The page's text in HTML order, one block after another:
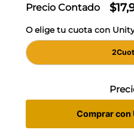
Precio Contado $17,
O elige tu cuota con
2
Comprar con